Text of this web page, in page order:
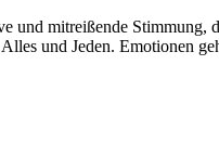
und mitreißende
und Jeden. Emotionen